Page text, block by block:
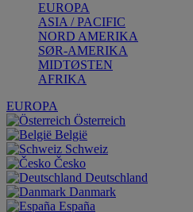
EUROPA
ASIA / PACIFIC
NORD AMERIKA
SØR-AMERIKA
MIDTØSTEN
AFRIKA
EUROPA
Österreich
België
Schweiz
Česko
Deutschland
Danmark
España